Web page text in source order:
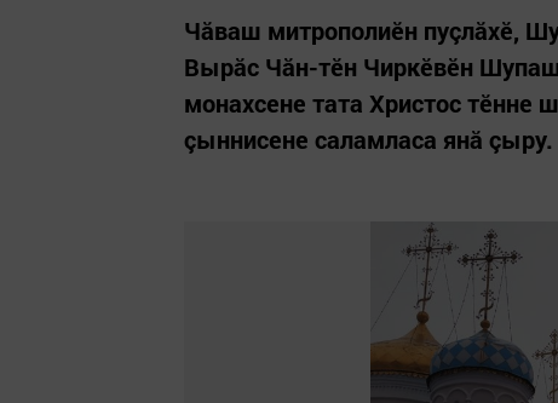
Чăваш митрополиĕн пуçлăхĕ,
Вырăс Чăн-тĕн Чиркĕвĕн
монахсене тата Христос тĕнне
çыннисене саламласа янă çыру.